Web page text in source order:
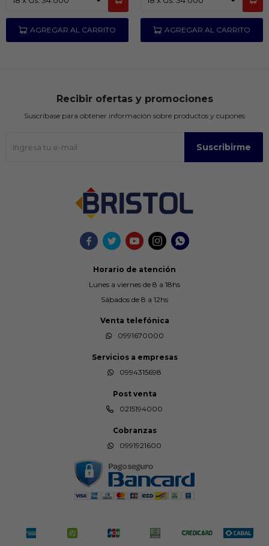
    
Horario de atención
Lunes a viernes de 8 a 18hs
Sábados de 8 a 12hs
Venta telefónica
0991670000
Servicios a empresas
0994315698
Post venta
0215194000
Cobranzas
0991921600
Recibir ofertas y promociones
Suscríbase para obtener información sobre productos y cupones
Suscribirme